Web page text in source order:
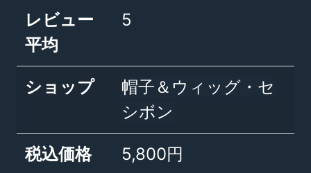
レビュー
平均
5
ショップ
帽子＆ウィッグ・セ
シボン
税込価格 5,800円